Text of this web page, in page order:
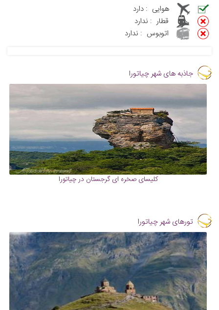
هوایی : دارد
قطار : ندارد
اتوبوس : ندارد
جاذبه های شهر چیاتورا
کلیسای صخره ای گرجستان در چیاتورا
تورهای شهر چیاتورا